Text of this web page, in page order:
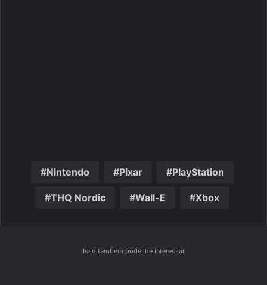
Nintendo Pixar PlayStation
THQ Nordic Wall-E Xbox
Isso também pode lhe interessar